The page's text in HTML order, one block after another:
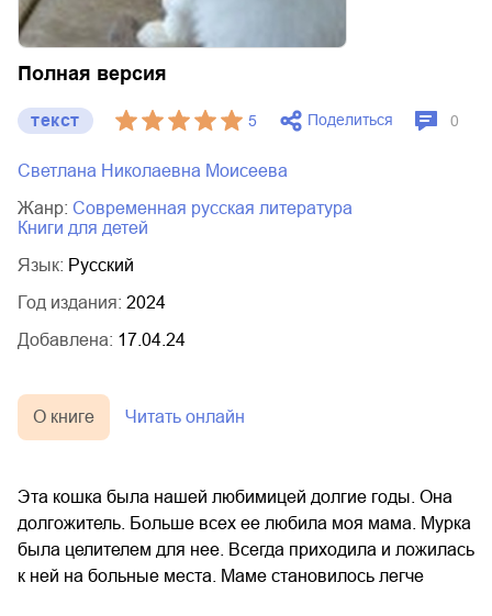
Полная версия
текст 5 Поделиться 0
Светлана Николаевна Моисеева
Жанр:
современная русская литература
книги для детей
Язык: Русский
Год издания: 2024
Добавлена: 17.04.24
О книге Читать онлайн
Эта кошка была нашей любимицей долгие годы. Она
долгожитель. Больше всех ее любила моя мама. Мурка
была целителем для нее. Всегда приходила и ложилась
к ней на больные места. Маме становилось легче